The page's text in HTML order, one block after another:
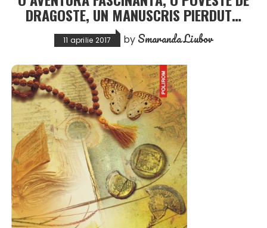
DRAGOSTE, UN MANUSCRIS PIERDUT…
11 aprilie 2017 by Smaranda Liubov